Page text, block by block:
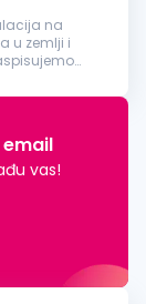
na
u zemlji i
vas!